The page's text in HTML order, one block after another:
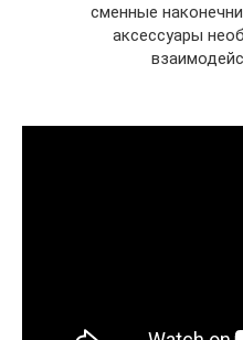
сменные
аксессуары